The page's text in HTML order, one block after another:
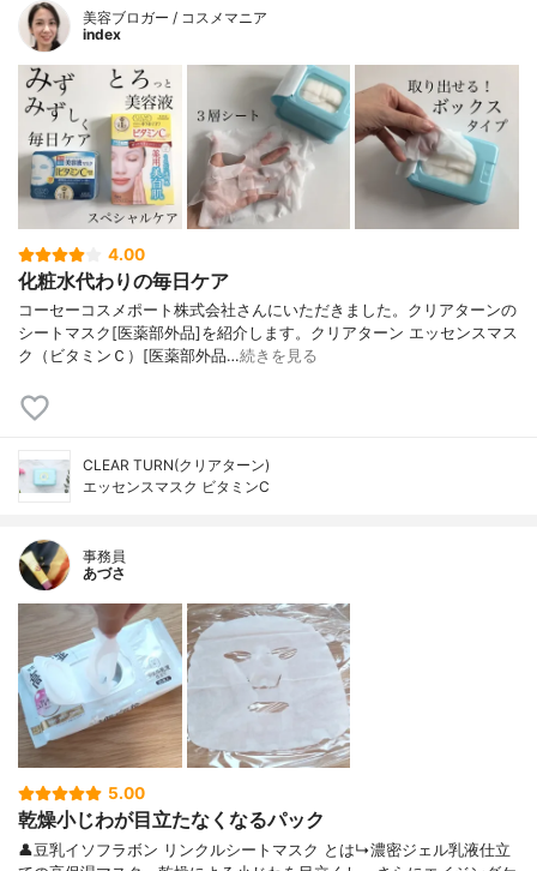
美容ブロガー / コスメマニア
index
4.00
化粧水代わりの毎日ケア
コーセーコスメポート株式会社さんにいただきました。クリアターンの
シートマスク[医薬部外品]を紹介します。クリアターン エッセンスマス
ク（ビタミンＣ）[医薬部外品…続きを見る
CLEAR TURN(クリアターン)
エッセンスマスク ビタミンC
事務員
あづさ
5.00
乾燥小じわが目立たなくなるパック
👤豆乳イソフラボン リンクルシートマスク とは↳濃密ジェル乳液仕立